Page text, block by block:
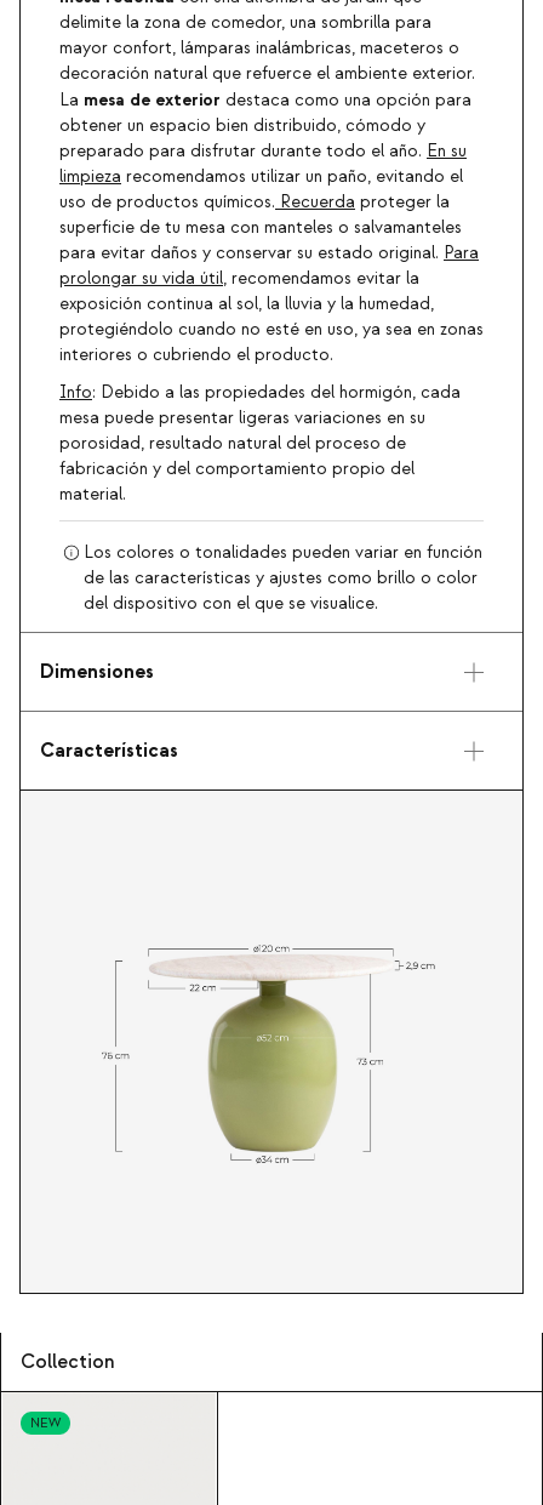
delimite la zona de comedor, una sombrilla para
mayor confort, lámparas inalámbricas, maceteros o
decoración natural que refuerce el ambiente exterior.
La mesa de exterior destaca como una opción para
obtener un espacio bien distribuido, cómodo y
preparado para disfrutar durante todo el año. En su
limpieza recomendamos utilizar un paño, evitando el
uso de productos químicos. Recuerda proteger la
superficie de tu mesa con manteles o salvamanteles
para evitar daños y conservar su estado original. Para
prolongar su vida útil, recomendamos evitar la
exposición continua al sol, la lluvia y la humedad,
protegiéndolo cuando no esté en uso, ya sea en zonas
interiores o cubriendo el producto.
Info: Debido a las propiedades del hormigón, cada
mesa puede presentar ligeras variaciones en su
porosidad, resultado natural del proceso de
fabricación y del comportamiento propio del
material.
Los colores o tonalidades pueden variar en función
de las características y ajustes como brillo o color
del dispositivo con el que se visualice.
Dimensiones
Características
Collection
NEW